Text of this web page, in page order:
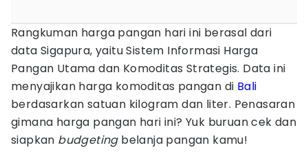
Rangkuman harga pangan hari ini berasal dari
data Sigapura, yaitu Sistem Informasi Harga
Pangan Utama dan Komoditas Strategis. Data ini
menyajikan harga komoditas pangan di Bali
berdasarkan satuan kilogram dan liter. Penasaran
gimana harga pangan hari ini? Yuk buruan cek dan
siapkan budgeting belanja pangan kamu!